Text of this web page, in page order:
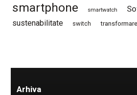
smartphone smartwatch
sustenabilitate switch
Arhiva